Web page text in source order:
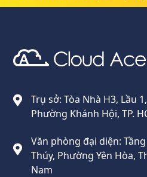
Trụ sở: Tòa Nhà H3, Lầu
Phường Khánh Hội, TP.
Văn phòng đại diện:
Thúy, Phường Yên Hòa,
Nam